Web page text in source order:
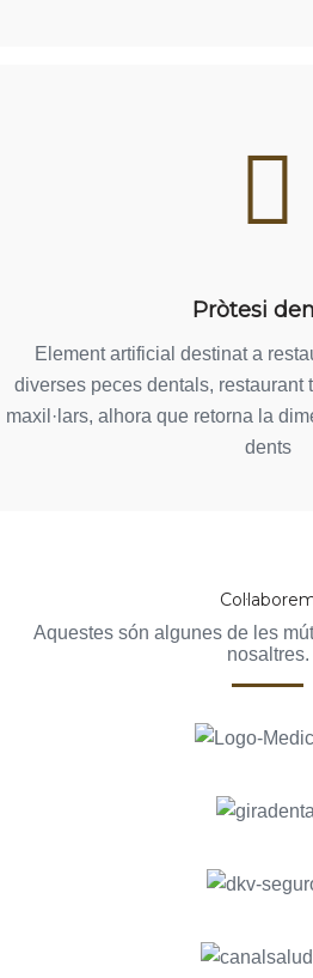
Pròtesi
Element artificial destinat a
diverses peces dentals, restaurant
maxil·lars, alhora que retorna la
dents
Aquestes són algunes de les
nosaltres.